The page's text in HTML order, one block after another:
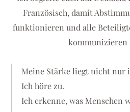
Französisch, damit
funktionieren und alle
kommunizieren
Meine Stärke liegt nicht nur
Ich höre zu.
Ich erkenne, was Menschen